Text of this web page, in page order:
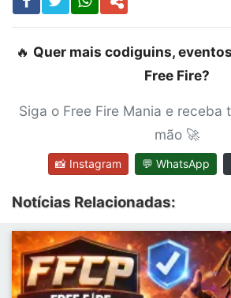
🔥 Quer mais codiguins,
Free Fire?
Siga o Free Fire Mania e receba
mão 🚀
📸 Instagram 💬 WhatsApp
Notícias Relacionadas: